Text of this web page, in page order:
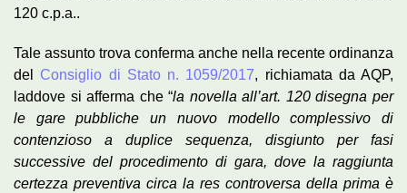
120 c.p.a..
Tale assunto trova conferma anche nella recente ordinanza
del Consiglio di Stato n. 1059/2017, richiamata da AQP,
laddove si afferma che “la novella all’art. 120 disegna per
le gare pubbliche un nuovo modello complessivo di
contenzioso a duplice sequenza, disgiunto per fasi
successive del procedimento di gara, dove la raggiunta
certezza preventiva circa la res controversa della prima è